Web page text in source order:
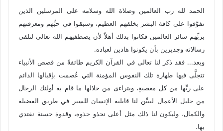
الحمد لله رب العالمين وصلاة الله وسلامه على المرسلين الذين
تفوَّقوا على كافة البشر بخلقهم العظيم، وسبقوا في حبِّهم ومعرفتهم
بربِّهم سائر العالمين فكانوا بذلك أهلاً لأن يصطفيهم الله تعالى لتلقي
رسالاته وجديرين بأن يكونوا هادين لعباده.
وبعد... فقد ذكر لنا تعالى في القرآن الكريم طائفةً من قصص الأنبياء
تتجلَّى فيها طهارة تلك النفوس المؤمنة التي عُصمت بإقبالها الدائم
على ربِّها من كل معصيةٍ، ويتراءى من خلالها ما قام به أولئك الرجال
من جليل الأعمال ليبيِّن لنا قابلية الإنسان للسير في طريق الفضيلة
والكمال، وليكون لنا ذلك مثل أعلى نحذو حذوه، وقدوة حسنة نقتدي
بها.